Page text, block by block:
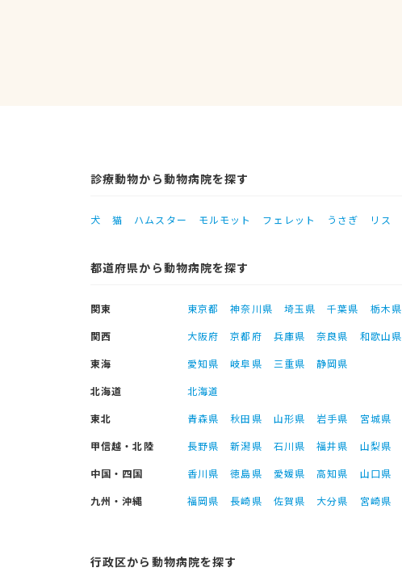
診療動物から動物病院を探す
犬 猫 ハムスター モルモット フェレット うさぎ リス
都道府県から動物病院を探す
関東 東京都 神奈川県 埼玉県 千葉県 栃木県
関西
大阪府 京都府 兵庫県 奈良県 和歌山県
東海
愛知県 岐阜県 三重県
静岡県
北海道
北海道
東北
青森県 秋田県 山形県 岩手県 宮城県
甲信越・北陸
長野県 新潟県 石川県 福井県 山梨県
中国・四国
香川県 徳島県 愛媛県 高知県 山口県
九州・沖縄
福岡県 長崎県 佐賀県 大分県 宮崎県
行政区から動物病院を探す